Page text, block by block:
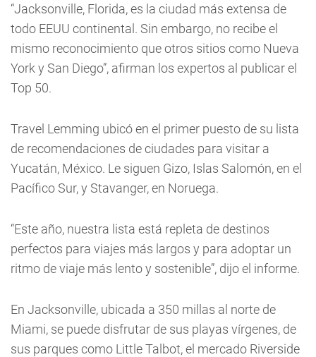
“Jacksonville, Florida, es la ciudad más extensa de
todo EEUU continental. Sin embargo, no recibe el
mismo reconocimiento que otros sitios como Nueva
York y San Diego”, afirman los expertos al publicar el
Top 50.
Travel Lemming ubicó en el primer puesto de su lista
de recomendaciones de ciudades para visitar a
Yucatán, México. Le siguen Gizo, Islas Salomón, en el
Pacífico Sur, y Stavanger, en Noruega.
“Este año, nuestra lista está repleta de destinos
perfectos para viajes más largos y para adoptar un
ritmo de viaje más lento y sostenible”, dijo el informe.
En Jacksonville, ubicada a 350 millas al norte de
Miami, se puede disfrutar de sus playas vírgenes, de
sus parques como Little Talbot, el mercado Riverside